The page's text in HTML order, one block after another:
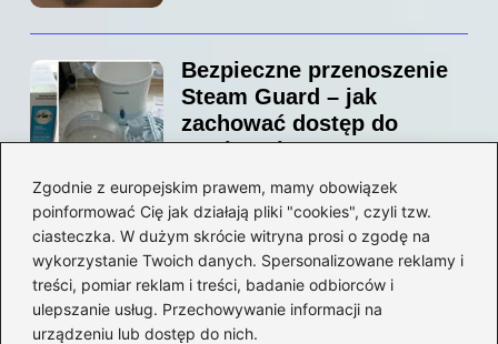
Zgodnie z europejskim prawem, mamy obowiązek
poinformować Cię jak działają pliki "cookies", czyli tzw.
ciasteczka. W dużym skrócie witryna prosi o zgodę na
wykorzystanie Twoich danych. Spersonalizowane reklamy i
treści, pomiar reklam i treści, badanie odbiorców i
ulepszanie usług. Przechowywanie informacji na
urządzeniu lub dostęp do nich.
Bezpieczne przenoszenie
Steam Guard – jak
zachować dostęp do
swojego konta?
Jak bez stresu zmienić
adres email na Steam –
prosty przewodnik krok po
kroku